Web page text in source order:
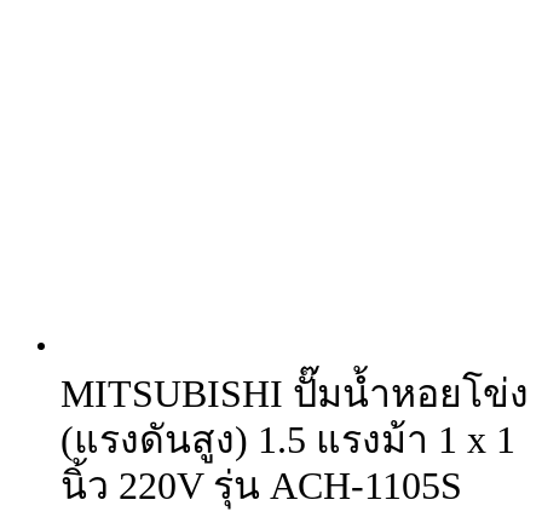
MITSUBISHI ปั๊มน้ำหอยโข่ง
(แรงดันสูง) 1.5 แรงม้า 1 x 1
นิ้ว 220V รุ่น ACH-1105S